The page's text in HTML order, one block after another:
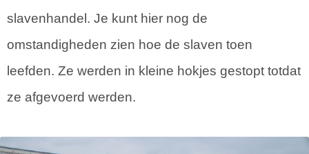
slavenhandel. Je kunt hier nog de
omstandigheden zien hoe de slaven toen
leefden. Ze werden in kleine hokjes gestopt totdat
ze afgevoerd werden.